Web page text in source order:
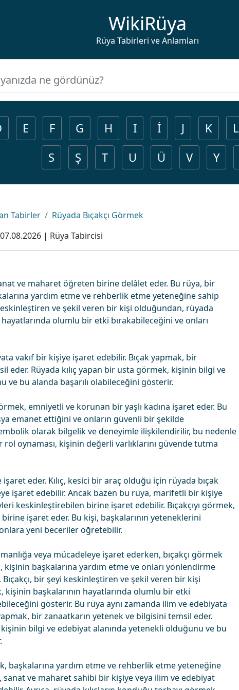
WikiRüya
Rüya Tabirleri ve Anlamları
E F G H I İ J K L
S
Ş T U Ü V Y
Tabirler
Rüyada Bıçakçı Görmek
07.08.2026 | Rüya Tabircisi
ve maharet öğreten birine delâlet eder. Bu rüya, bir
yardım etme ve rehberlik etme yeteneğine sahip
ve şekil veren bir kişi olduğundan, rüyada
hayatlarında olumlu bir etki bırakabileceğini ve onları
vakıf bir kişiye işaret edebilir. Bıçak yapmak, bir
eder. Rüyada kılıç yapan bir usta görmek, kişinin bilgi ve
ve bu alanda başarılı olabileceğini gösterir.
emniyetli ve korunan bir yaşlı kadına işaret eder. Bu
emanet ettiğini ve onların güvenli bir şekilde
olarak bilgelik ve deneyimle ilişkilendirilir, bu nedenle
rol oynaması, kişinin değerli varlıklarını güvende tutma
eder. Kılıç, kesici bir araç olduğu için rüyada bıçak
işaret edebilir. Ancak bazen bu rüya, marifetli bir kişiye
keskinleştirebilen birine işaret edebilir. Bıçakçıyı görmek,
işaret eder. Bu kişi, başkalarının yeteneklerini
yeni beceriler öğretebilir.
veya mücadeleye işaret ederken, bıçakçı görmek
başkalarına yardım etme ve onları yönlendirme
bir şeyi keskinleştiren ve şekil veren bir kişi
kişinin başkalarının hayatlarında olumlu bir etki
gösterir. Bu rüya aynı zamanda ilim ve edebiyata
bir zanaatkarın yetenek ve bilgisini temsil eder.
bilgi ve edebiyat alanında yetenekli olduğunu ve bu
başkalarına yardım etme ve rehberlik etme yeteneğine
ve maharet sahibi bir kişiye veya ilim ve edebiyat